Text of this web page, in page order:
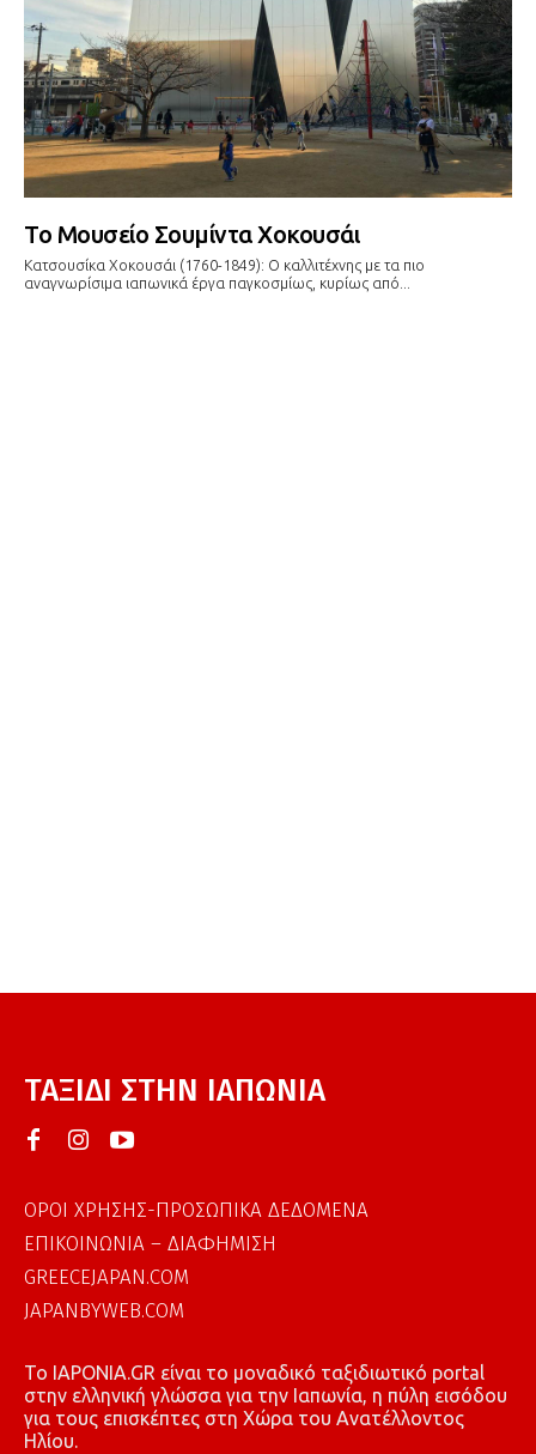
Το Μουσείο Σουμίντα Χοκουσάι
Κατσουσίκα Χοκουσάι (1760-1849): Ο καλλιτέχνης με τα πιο
αναγνωρίσιμα ιαπωνικά έργα παγκοσμίως, κυρίως από...
ΤΑΞΙΔΙ ΣΤΗΝ ΙΑΠΩΝΙΑ
ΟΡΟΙ ΧΡΗΣΗΣ-ΠΡΟΣΩΠΙΚΑ ΔΕΔΟΜΕΝΑ
ΕΠΙΚΟΙΝΩΝΙΑ – ΔΙΑΦΗΜΙΣΗ
GREECEJAPAN.COM
JAPANBYWEB.COM
To IAPONIA.GR είναι το μοναδικό ταξιδιωτικό portal
στην ελληνική γλώσσα για την Ιαπωνία, η πύλη εισόδου
για τους επισκέπτες στη Χώρα του Ανατέλλοντος
Ηλίου.